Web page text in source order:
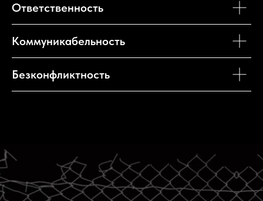
Ответственность
Коммуникабельность
Безконфликтность